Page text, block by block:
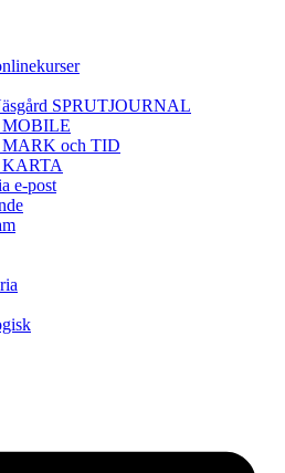
SPRUTJOURNAL
MOBILE
MARK och TID
KARTA
e-post